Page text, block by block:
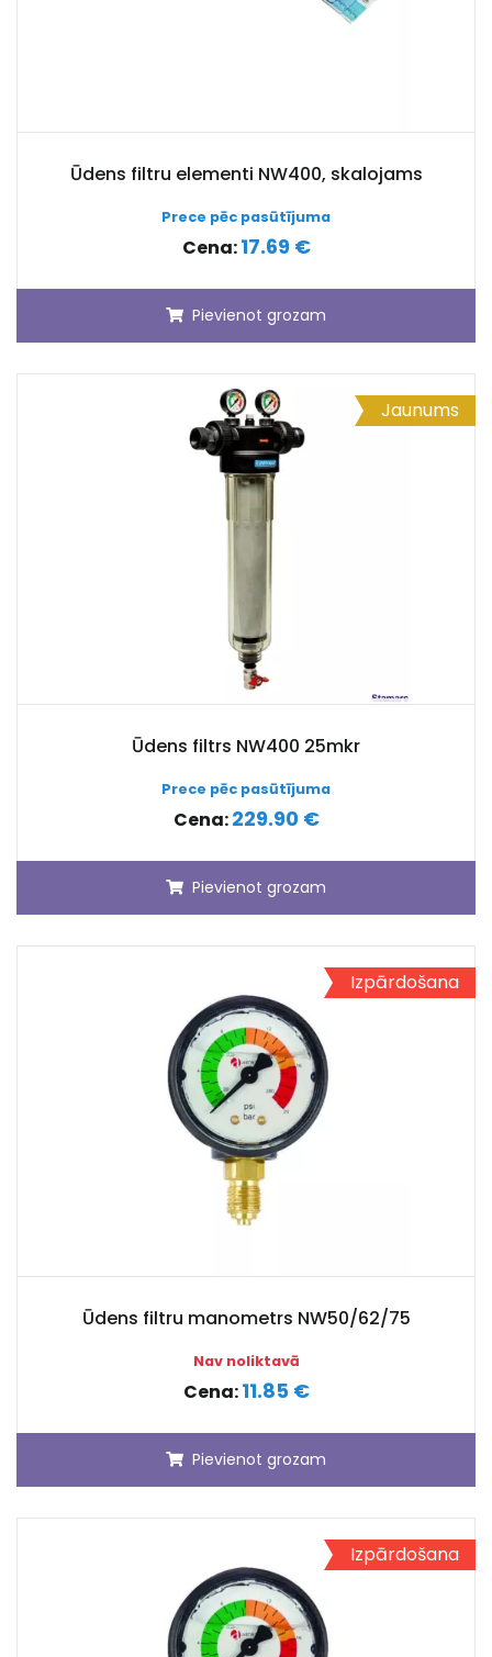
Ūdens filtru elementi NW400, skalojams
Prece pēc pasūtījuma
Cena:17.69 €
Pievienot grozam
Jaunums
Ūdens filtrs NW400 25mkr
Prece pēc pasūtījuma
Cena:229.90 €
Pievienot grozam
Izpārdošana
Ūdens filtru manometrs NW50/62/75
Nav noliktavā
Cena:11.85 €
Pievienot grozam
Izpārdošana